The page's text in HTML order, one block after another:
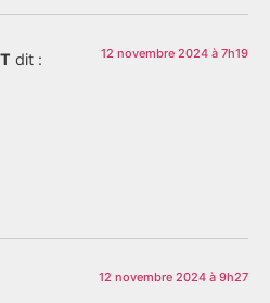
dit : 12 novembre 2024 à 7h19
12 novembre 2024 à 9h27